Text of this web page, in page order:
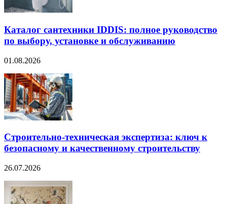
Каталог сантехники IDDIS: полное руководство
по выбору, установке и обслуживанию
01.08.2026
Строительно‑техническая экспертиза: ключ к
безопасному и качественному строительству
26.07.2026